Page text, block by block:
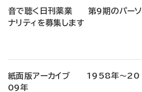
音で聴く日刊薬業 第9期のパーソ
ナリティを募集します
紙面版アーカイブ 1958年～20
09年